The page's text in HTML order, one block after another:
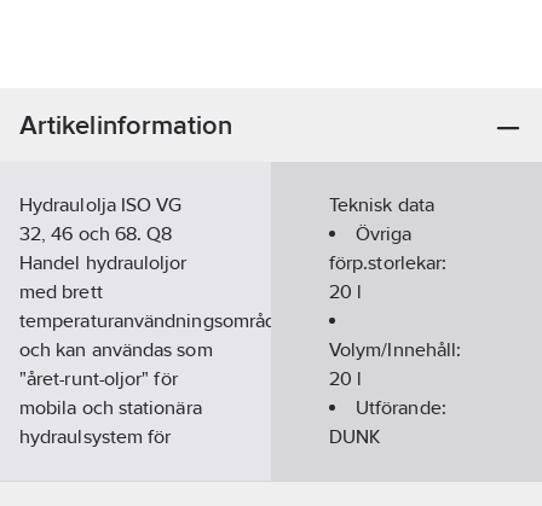
Artikelinformation
Hydraulolja ISO VG
32, 46 och 68. Q8
Handel hydrauloljor
med brett
temperaturanvändningsområde
och kan användas som
"året-runt-oljor" för
mobila och stationära
hydraulsystem för
Teknisk data
Övriga
förp.storlekar:
20 l
Volym/Innehåll:
20 l
Utförande:
DUNK